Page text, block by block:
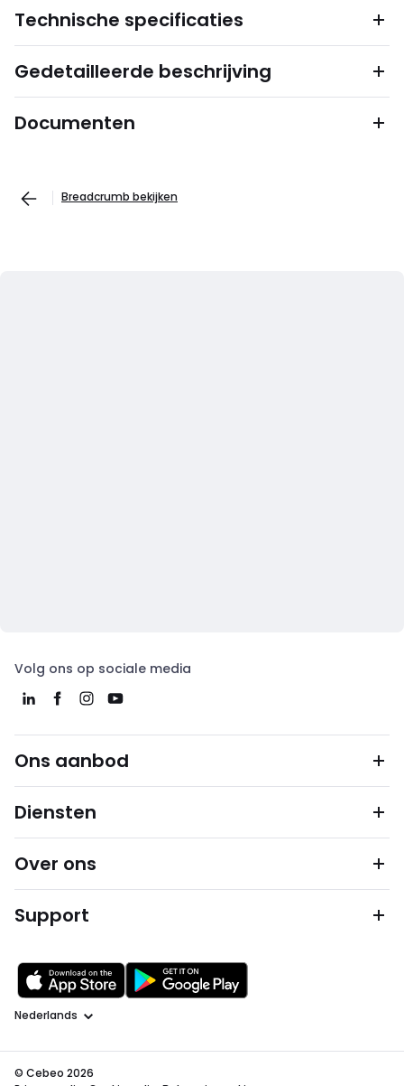
Technische specificaties
Gedetailleerde beschrijving
Documenten
Breadcrumb bekijken
Volg ons op sociale media
Ons aanbod
Diensten
Over ons
Support
Taal
© Cebeo 2026